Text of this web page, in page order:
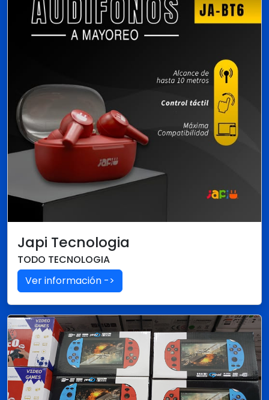
Japi Tecnologia
TODO TECNOLOGIA
Ver información ->